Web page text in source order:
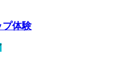
プ体験